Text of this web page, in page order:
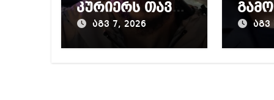
კურიერს თავს
დაესხნენ
აგვ 7, 2026 აგვ